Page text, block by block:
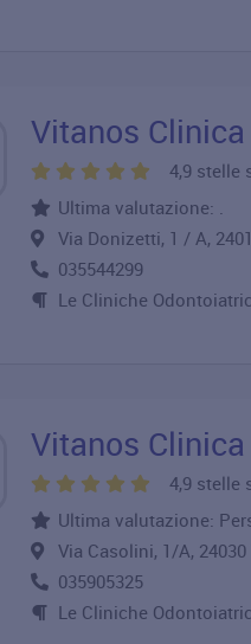
Vitanos
4,9 stelle
Ultima valutazione: .
Via Donizetti, 1 / A,
035544299
Le Cliniche
Vitanos
4,9 stelle
Ultima valutazione:
Via Casolini, 1/A,
035905325
Le Cliniche